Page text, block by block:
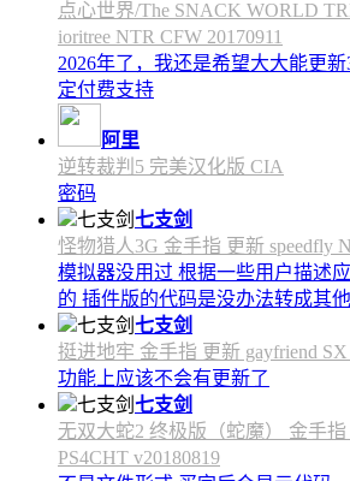
点心世界/The SNACK WORLD
ioritree NTR CFW 20170911
2026年了，我还是希望大大能更
定付费支持
阿里
逆转裁判5 完美汉化版 CIA
密码
七支剑
怪物猎人3G 金手指 更新 speedfly
模拟器没用过 根据一些用户描述
的 插件版的代码是没办法转成其
七支剑
挺进地牢 金手指 更新 gayfriend SX
功能上应该不会有更新了
七支剑
无双大蛇2 终极版（蛇魔） 金手指
PS4CHT v20180819